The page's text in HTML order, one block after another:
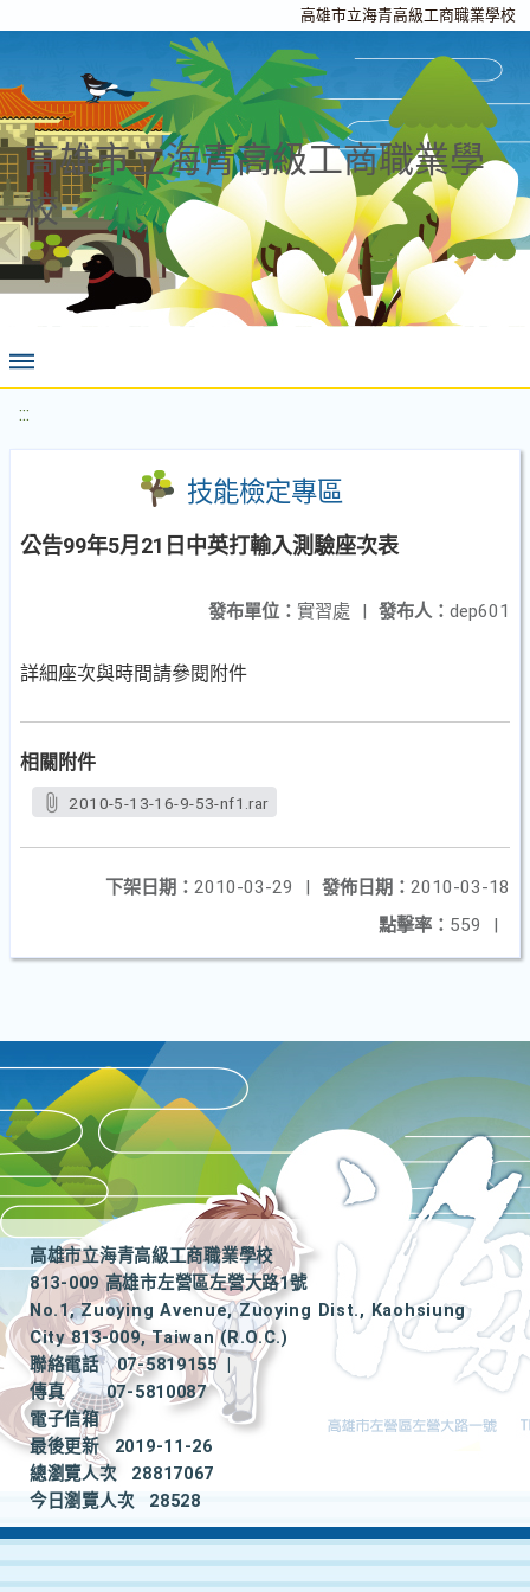
高雄市立海青高級工商職業學校
高雄市立海青高級工商職業學
校
:::
技能檢定專區
公告99年5月21日中英打輸入測驗座次表
發布人： dep601
發布單位： 實習處 |
詳細座次與時間請參閱附件
相關附件
2010-5-13-16-9-53-nf1.rar
發佈日期： 2010-03-18
下架日期： 2010-03-29
|
點擊率： 559 |
高雄市立海青高級工商職業學校
813-009 高雄市左營區左營大路1號
No.1, Zuoying Avenue, Zuoying Dist., Kaohsiung
City 813-009, Taiwan (R.O.C.)
聯絡電話
07-5819155
|
傳真
07-5810087
電子信箱
最後更新
2019-11-26
總瀏覽人次
28817067
今日瀏覽人次
28528